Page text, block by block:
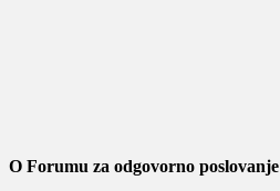
O Forumu za odgovorno poslovanje